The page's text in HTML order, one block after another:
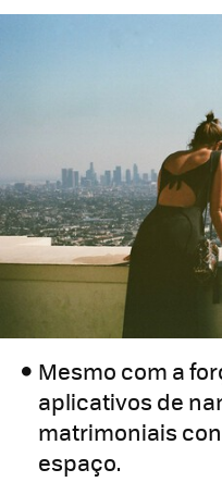
Mesmo com a
aplicativos de
matrimoniais
espaço.